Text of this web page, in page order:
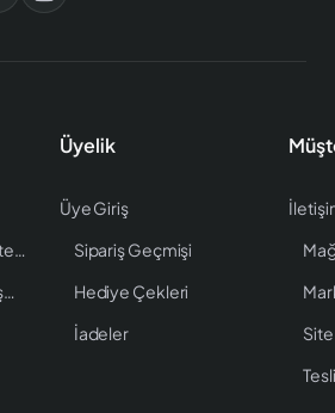
KVKK Senetli Satış İstenen Bilgiler
Mesafeli Satış Sözleşmesi
Üyelik
Üye Giriş
Sipariş Geçmişi
Hediye Çekleri
İadeler
Site